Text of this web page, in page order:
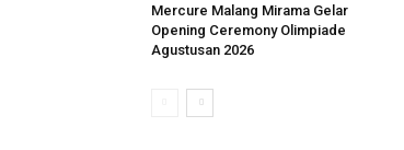
Mercure Malang Mirama Gelar
Opening Ceremony Olimpiade
Agustusan 2026